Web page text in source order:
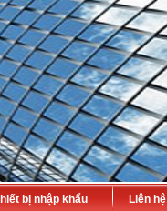
bị nhập khẩu Liên hệ